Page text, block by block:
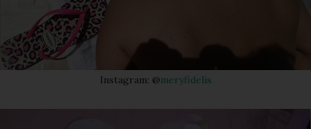
Instagram: @meryfidelis